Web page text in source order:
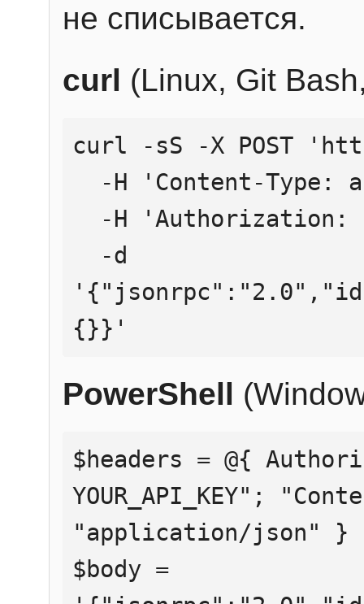
не списывается.
curl (Linux, Git
curl -sS -X POST
{}}'
PowerShell
$headers = @{
YOUR_API_KEY";
"application/json" }
$body =